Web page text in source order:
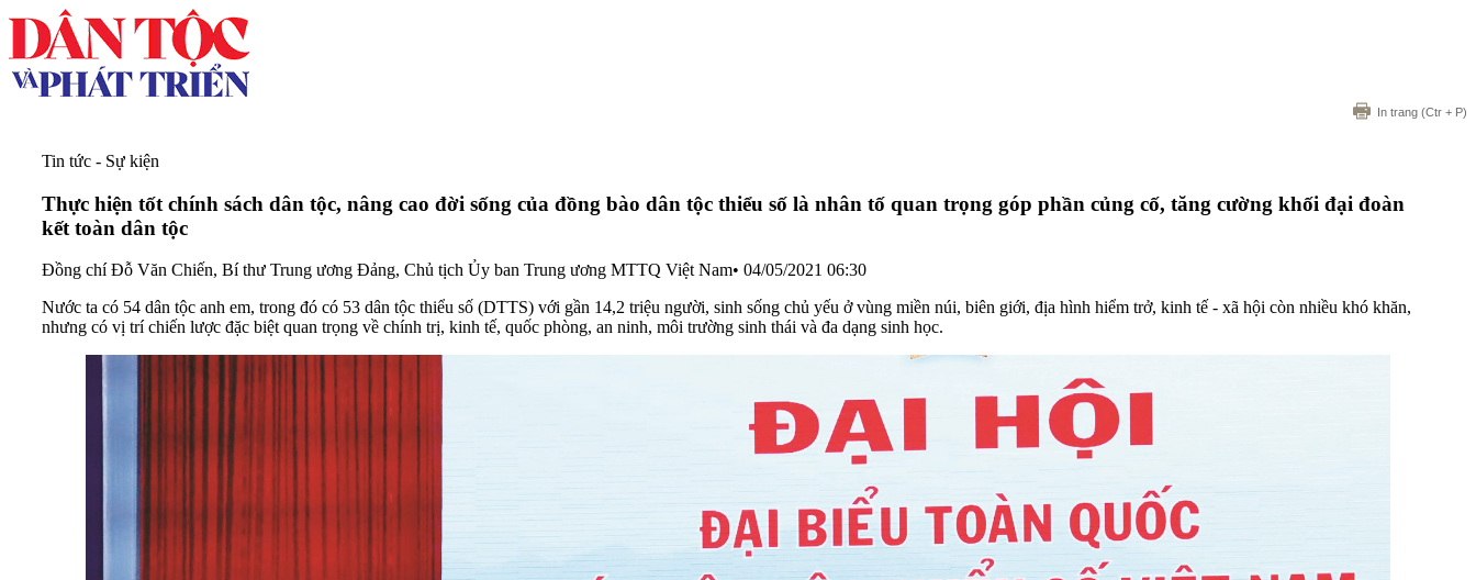
In trang (Ctr + P)
Tin tức - Sự kiện
Thực hiện tốt chính sách dân tộc, nâng cao đời sống của đồng bào dân tộc thiểu số là nhân tố quan trọng góp phần củng cố, tăng cường khối đại đoàn
kết toàn dân tộc
Đồng chí Đỗ Văn Chiến, Bí thư Trung ương Đảng, Chủ tịch Ủy ban Trung ương MTTQ Việt Nam• 04/05/2021 06:30
Nước ta có 54 dân tộc anh em, trong đó có 53 dân tộc thiểu số (DTTS) với gần 14,2 triệu người, sinh sống chủ yếu ở vùng miền núi, biên giới, địa hình hiểm trở, kinh tế - xã hội còn nhiều khó khăn,
nhưng có vị trí chiến lược đặc biệt quan trọng về chính trị, kinh tế, quốc phòng, an ninh, môi trường sinh thái và đa dạng sinh học.